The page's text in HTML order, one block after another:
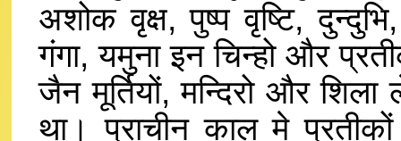
अशोक वृक्ष, पुष्प वृष्टि,
गंगा, यमुना इन चिन्हो और
जैन मूर्तियों, मन्दिरो और
था। प्राचीन काल मे